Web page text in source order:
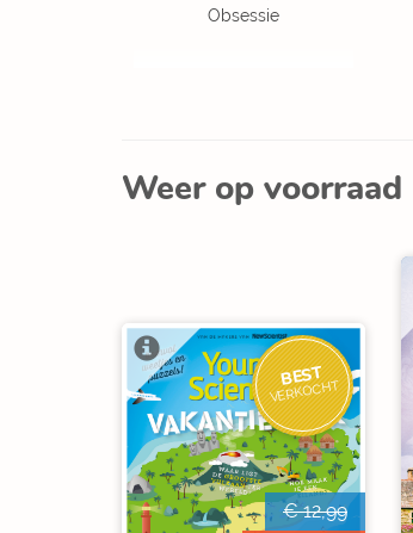
Obsessie
Weer op voorraad
BEST
VERKOCHT
€ 12,99